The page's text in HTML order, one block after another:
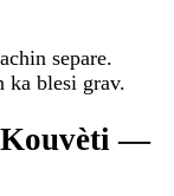
separe.
ka blesi grav.
Kouvèti —